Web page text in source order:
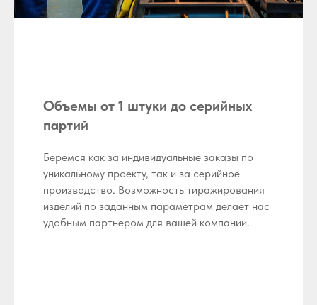
Объемы от 1 штуки до серийных
партий
Беремся как за индивидуальные заказы по
уникальному проекту, так и за серийное
производство. Возможность тиражирования
изделий по заданным параметрам делает нас
удобным партнером для вашей компании.